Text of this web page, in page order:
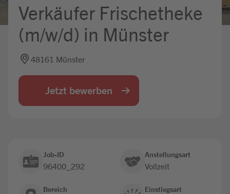
Mein Kandidat:innenprofil
Verkäufer Frischetheke
(m/w/d) in Münster
48161 Münster
Jetzt bewerben
Job-ID
96400_292
Anstellungsart
Vollzeit
Bereich Einstiegsart